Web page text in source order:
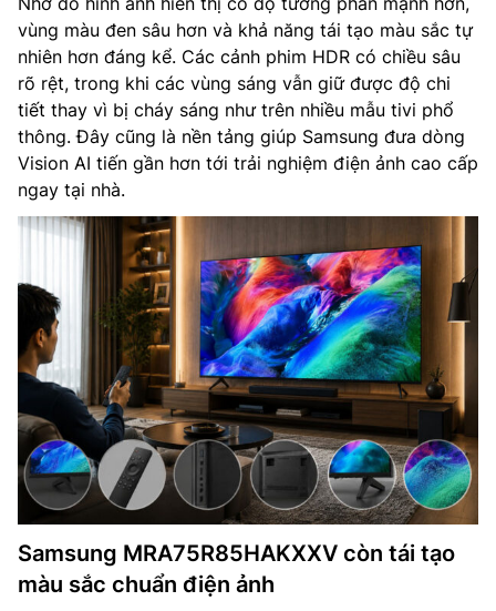
vùng màu đen sâu hơn và khả năng tái tạo màu sắc tự
nhiên hơn đáng kể. Các cảnh phim HDR có chiều sâu
rõ rệt, trong khi các vùng sáng vẫn giữ được độ chi
tiết thay vì bị cháy sáng như trên nhiều mẫu tivi phổ
thông. Đây cũng là nền tảng giúp Samsung đưa dòng
Vision AI tiến gần hơn tới trải nghiệm điện ảnh cao cấp
ngay tại nhà.
Samsung MRA75R85HAKXXV còn tái tạo
màu sắc chuẩn điện ảnh